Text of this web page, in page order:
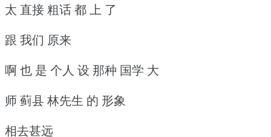
太 直接 粗话 都 上 了
跟 我们 原来
啊 也 是 个人 设 那种 国学 大
师 蓟县 林先生 的 形象
相去甚远